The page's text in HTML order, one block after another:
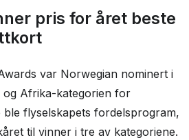
pris for året beste
var Norwegian nominert i
Afrika-kategorien for
ble flyselskapets fordelsprogram,
til vinner i tre av kategoriene.